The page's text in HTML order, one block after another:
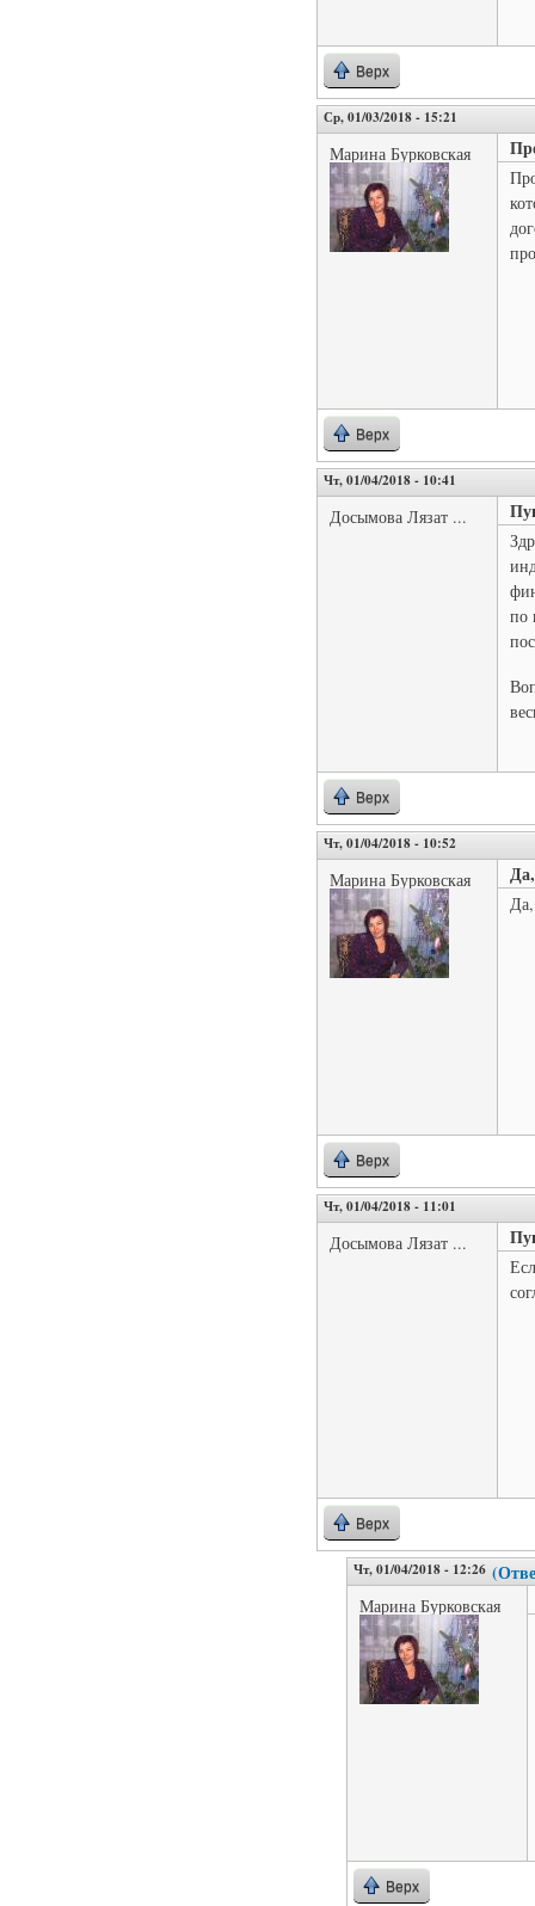
Верх
Ср, 01/03/2018 - 15:21
Марина Бурковская
Верх
Чт, 01/04/2018 - 10:41
Досымова Лязат ...
по
Верх
Чт, 01/04/2018 - 10:52
Марина Бурковская
Верх
Чт, 01/04/2018 - 11:01
Досымова Лязат ...
Верх
Чт, 01/04/2018 - 12:26
Марина Бурковская
Верх